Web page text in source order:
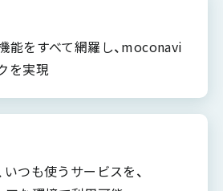
能をすべて網羅し、moconavi
を実現
つも使うサービスを、